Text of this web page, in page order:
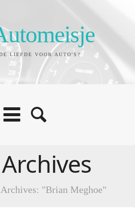
LIEFDE VOOR AUTO'S?
Archives: "Brian Meghoe"